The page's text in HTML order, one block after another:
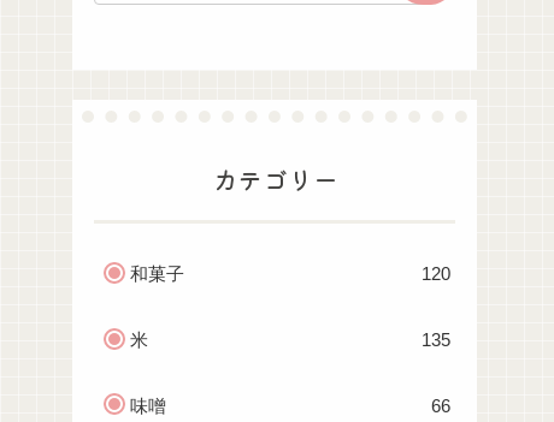
カテゴリー
和菓子 120
米 135
味噌 66